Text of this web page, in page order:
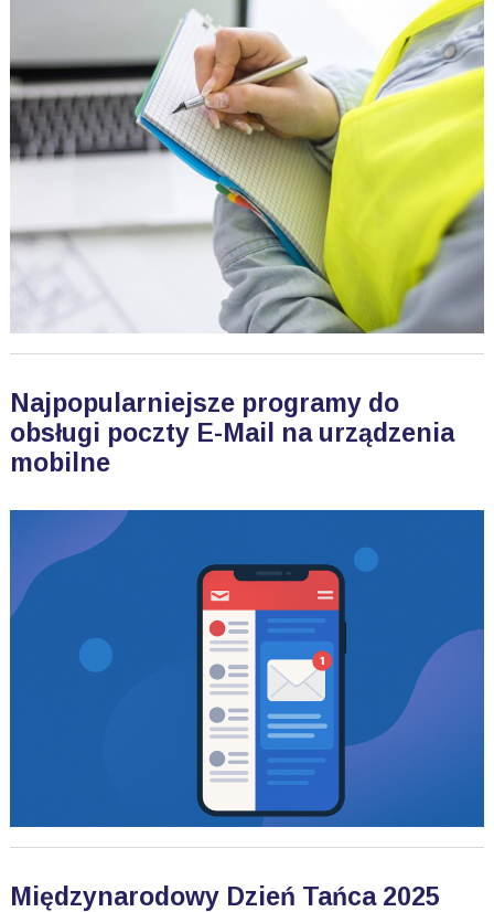
Najpopularniejsze programy do
obsługi poczty E-Mail na urządzenia
mobilne
Międzynarodowy Dzień Tańca 2025